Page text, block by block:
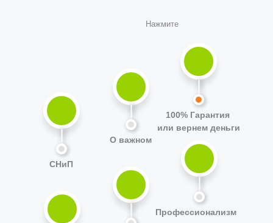
Нажмите
Профессионализм
100% Гарантия
или вернем деньги
СНиП
О важном